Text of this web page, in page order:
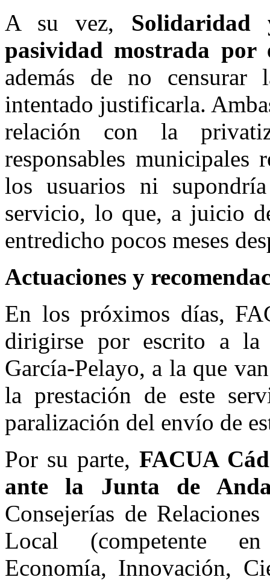
A su vez,
pasividad mostrada por
además de no censurar
intentado justificarla.
relación con la
responsables
los usuarios ni
servicio, lo que, a juicio
entredicho pocos meses
Actuaciones y
En los próximos días,
dirigirse por escrito a la
García-Pelayo, a la que
la prestación de este
paralización del envío de
Por su parte, FACUA
ante la Junta de
Consejerías de
Local (competente
Economía, Innovación,